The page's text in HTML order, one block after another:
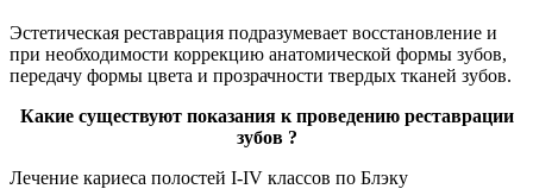
Эстетическая реставрация подразумевает восстановление и
при необходимости коррекцию анатомической формы зубов,
передачу формы цвета и прозрачности твердых тканей зубов.
Какие существуют показания к проведению реставрации
зубов ?
Лечение кариеса полостей I-IV классов по Блэку